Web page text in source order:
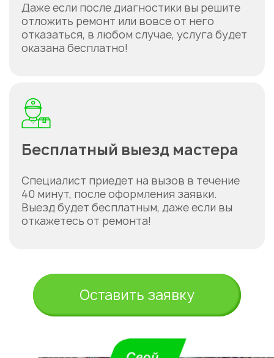
Даже если после диагностики вы решите
отложить ремонт или вовсе от него
отказаться, в любом случае, услуга будет
оказана бесплатно!
Бесплатный выезд мастера
Специалист приедет на вызов в течение
40 минут, после оформления заявки.
Выезд будет бесплатным, даже если вы
откажетесь от ремонта!
Оставить заявку